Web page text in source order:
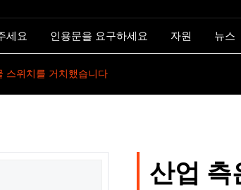
세요 인용문을 요구하세요 자원 뉴스
스위치를 거치했습니다
산업 측